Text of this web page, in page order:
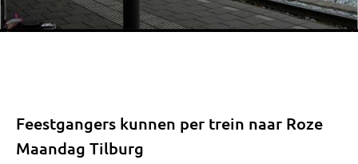
Feestgangers kunnen per trein naar Roze
Maandag Tilburg